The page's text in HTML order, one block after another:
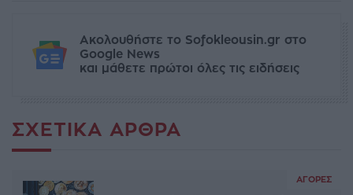
Ακολουθήστε το Sofokleousin.gr στο
Google News
και μάθετε πρώτοι όλες τις ειδήσεις
ΣΧΕΤΙΚΆ ΆΡΘΡΑ
ΑΓΟΡΈΣ